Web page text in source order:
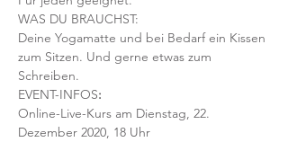
WAS DU BRAUCHST:
Deine Yogamatte und bei Bedarf ein Kissen
zum Sitzen. Und gerne etwas zum
Schreiben.
EVENT-INFOS:
Online-Live-Kurs am Dienstag, 22.
Dezember 2020, 18 Uhr